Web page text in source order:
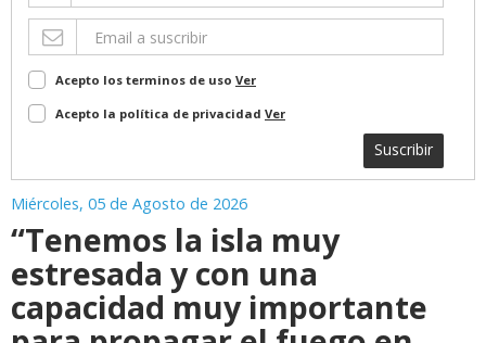
Acepto los terminos de uso Ver
Acepto la política de privacidad Ver
Suscribir
Miércoles, 05 de Agosto de 2026
“Tenemos la isla muy
estresada y con una
capacidad muy importante